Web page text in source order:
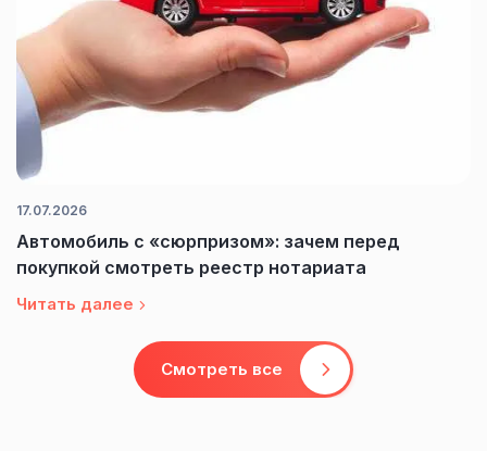
17.07.2026
Автомобиль с «сюрпризом»: зачем перед
покупкой смотреть реестр нотариата
Читать далее
Смотреть все